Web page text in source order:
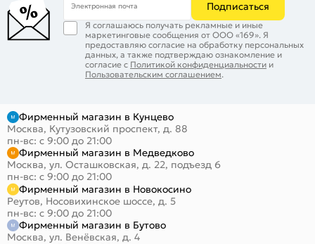
Электронная почта Подписаться
Я соглашаюсь получать рекламные и иные
маркетинговые сообщения от ООО «169». Я
предоставляю согласие на обработку персональных
данных, а также подтверждаю ознакомление и
согласие с Политикой конфиденциальности и
Пользовательским соглашением.
Фирменный магазин в Кунцево
Москва, Кутузовский проспект, д. 88
пн-вс: с 9:00 до 21:00
Фирменный магазин в Медведково
Москва, ул. Осташковская, д. 22, подъезд 6
пн-вс: с 9:00 до 21:00
Фирменный магазин в Новокосино
Реутов, Носовихинское шоссе, д. 5
пн-вс: с 9:00 до 21:00
Фирменный магазин в Бутово
Москва, ул. Венёвская, д. 4